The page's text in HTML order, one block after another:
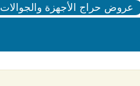
عروض حراج الأجهزة والجوالات